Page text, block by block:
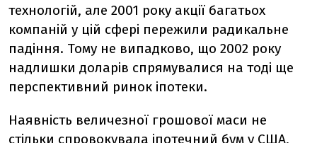
технологій, але 2001 року акції багатьох
компаній у цій сфері пережили радикальне
падіння. Тому не випадково, що 2002 року
надлишки доларів спрямувалися на тоді ще
перспективний ринок іпотеки.
Наявність величезної грошової маси не
стільки спровокувала іпотечний бум у США,